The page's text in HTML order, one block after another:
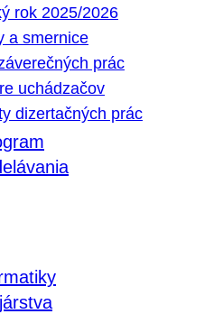
rok 2025/2026
a smernice
prác
uchádzačov
dizertačných prác